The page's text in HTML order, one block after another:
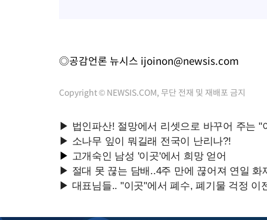
◎공감언론 뉴시스 ijoinon@newsis.com
Copyright © NEWSIS.COM, 무단 전재 및 재배포 금지